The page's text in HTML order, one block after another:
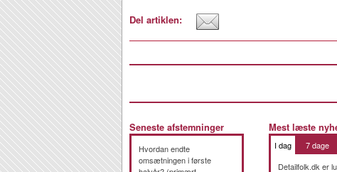
Del artiklen:
Seneste afstemninger
Hvordan endte
omsætningen i første
Mest læste
I dag 7 dage
Detailfolk.dk er